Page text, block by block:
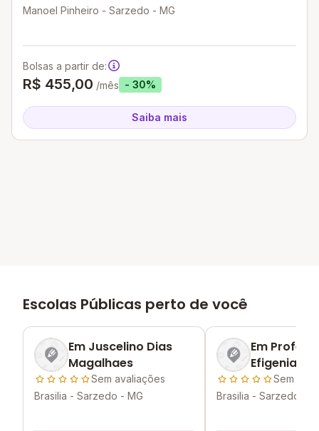
Manoel Pinheiro - Sarzedo - MG
Bolsas a partir de:
R$ 455,00 /mês - 30%
Saiba mais
Escolas Públicas perto de você
Em Juscelino Dias
Magalhaes
Sem avaliações
Brasilia - Sarzedo - MG
Em
Efigenia
Pinheiro
Sem
Brasilia - Sarzedo -